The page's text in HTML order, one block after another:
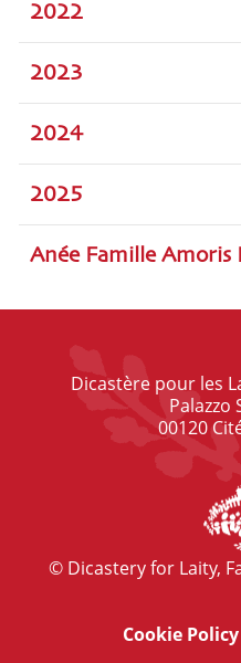
2022
2023
2024
2025
Anée Famille Amoris
Dicastère pour les
Palazzo
00120
© Dicastery for Laity,
Cookie Policy